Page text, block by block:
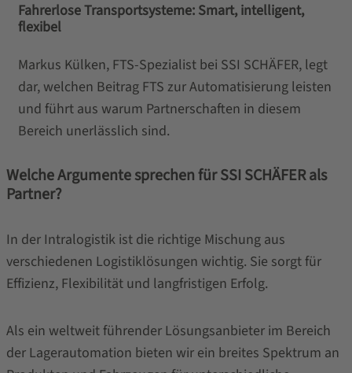
Fahrerlose Transportsysteme: Smart, intelligent,
flexibel
Markus Külken, FTS-Spezialist bei SSI SCHÄFER, legt
dar, welchen Beitrag FTS zur Automatisierung leisten
und führt aus warum Partnerschaften in diesem
Bereich unerlässlich sind.
Welche Argumente sprechen für SSI SCHÄFER als
Partner?
In der Intralogistik ist die richtige Mischung aus
verschiedenen Logistiklösungen wichtig. Sie sorgt für
Effizienz, Flexibilität und langfristigen Erfolg.
Als ein weltweit führender Lösungsanbieter im Bereich
der Lagerautomation bieten wir ein breites Spektrum an